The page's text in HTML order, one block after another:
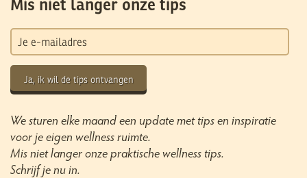
Mis niet langer onze tips
Ja, ik wil de tips ontvangen
We sturen elke maand een update met tips en inspiratie
voor je eigen wellness ruimte.
Mis niet langer onze praktische wellness tips.
Schrijf je nu in.